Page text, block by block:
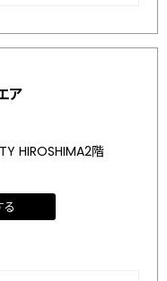
ア
HIROSHIMA2階